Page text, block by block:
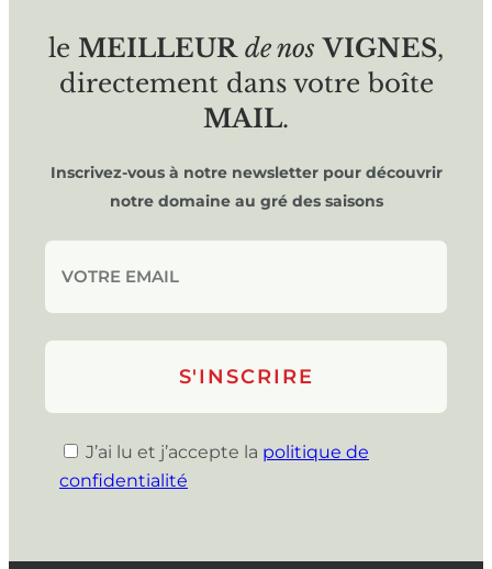
le MEILLEUR de nos VIGNES,
directement dans votre boîte
MAIL.
Inscrivez-vous à notre newsletter pour découvrir
notre domaine au gré des saisons
J’ai lu et j’accepte la politique de
confidentialité